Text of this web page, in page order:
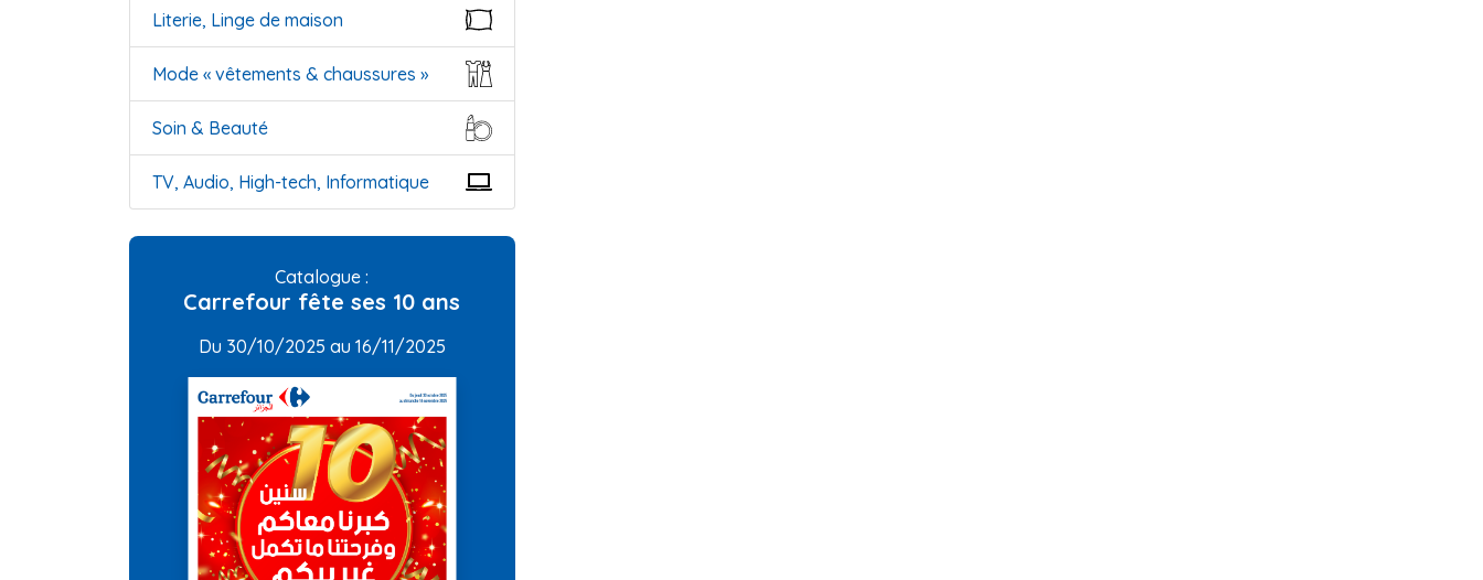
Literie, Linge de maison
Mode « vêtements & chaussures »
Soin & Beauté
TV, Audio, High-tech, Informatique
Catalogue :
Carrefour fête ses 10 ans
Du 30/10/2025 au 16/11/2025